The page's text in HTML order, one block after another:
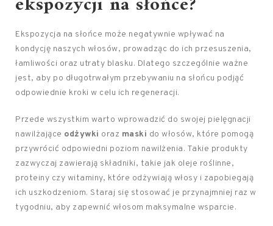
Ekspozycja na słońce może negatywnie wpływać na
kondycję naszych włosów, prowadząc do ich przesuszenia,
łamliwości oraz utraty blasku. Dlatego szczególnie ważne
jest, aby po długotrwałym przebywaniu na słońcu podjąć
odpowiednie kroki w celu ich regeneracji.
Przede wszystkim warto wprowadzić do swojej pielęgnacji
nawilżające odżywki oraz maski do włosów, które pomogą
przywrócić odpowiedni poziom nawilżenia. Takie produkty
zazwyczaj zawierają składniki, takie jak oleje roślinne,
proteiny czy witaminy, które odżywiają włosy i zapobiegają
ich uszkodzeniom. Staraj się stosować je przynajmniej raz w
tygodniu, aby zapewnić włosom maksymalne wsparcie.